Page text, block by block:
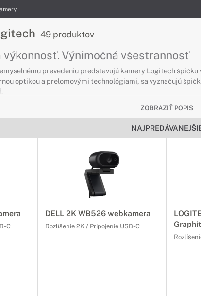
49 produktov
výkonnosť. Výnimočná všestrannosť
prevedeniu predstavujú kamery Logitech
optikou a prelomovými technológiami, sa vyznačujú
ZOBRAZIŤ POPIS
C
DELL 2K WB526 webkamera
Rozlíšenie 2K / Pripojenie USB-C